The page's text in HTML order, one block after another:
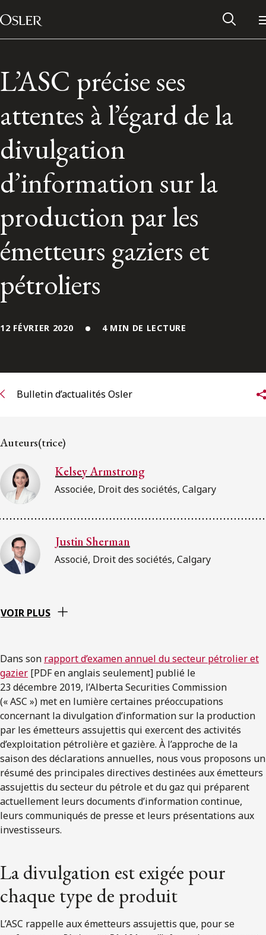
Passer au contenu
Main Navigation
Réseau des anciens d’Osler
Contactez-nous
L’ASC précise ses
attentes à l’égard de la
divulgation
d’information sur la
production par les
émetteurs gaziers et
pétroliers
12 FÉVRIER 2020 4 MIN DE LECTURE
Bulletin d’actualités Osler
Auteurs(trice)
Kelsey Armstrong
Associée, Droit des sociétés, Calgary
Justin Sherman
Associé, Droit des sociétés, Calgary
VOIR PLUS
Dans son rapport d’examen annuel du secteur pétrolier et
gazier [PDF en anglais seulement] publié le
23 décembre 2019, l’Alberta Securities Commission
(« ASC ») met en lumière certaines préoccupations
concernant la divulgation d’information sur la production
par les émetteurs assujettis qui exercent des activités
d’exploitation pétrolière et gazière. À l’approche de la
saison des déclarations annuelles, nous vous proposons un
résumé des principales directives destinées aux émetteurs
assujettis du secteur du pétrole et du gaz qui préparent
actuellement leurs documents d’information continue,
leurs communiqués de presse et leurs présentations aux
investisseurs.
La divulgation est exigée pour
chaque type de produit
L’ASC rappelle aux émetteurs assujettis que, pour se